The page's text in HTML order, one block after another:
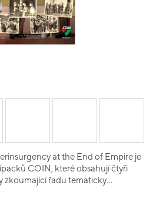
at the End of Empire je
COIN, které obsahují čtyři
zkoumající řadu tematicky
jak označovali svá